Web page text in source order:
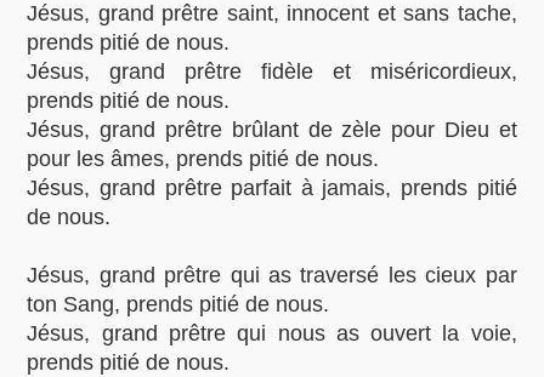
Jésus, grand prêtre saint, innocent et sans tache,
prends pitié de nous.
Jésus, grand prêtre fidèle et miséricordieux,
prends pitié de nous.
Jésus, grand prêtre brûlant de zèle pour Dieu et
pour les âmes, prends pitié de nous.
Jésus, grand prêtre parfait à jamais, prends pitié
de nous.
Jésus, grand prêtre qui as traversé les cieux par
ton Sang, prends pitié de nous.
Jésus, grand prêtre qui nous as ouvert la voie,
prends pitié de nous.